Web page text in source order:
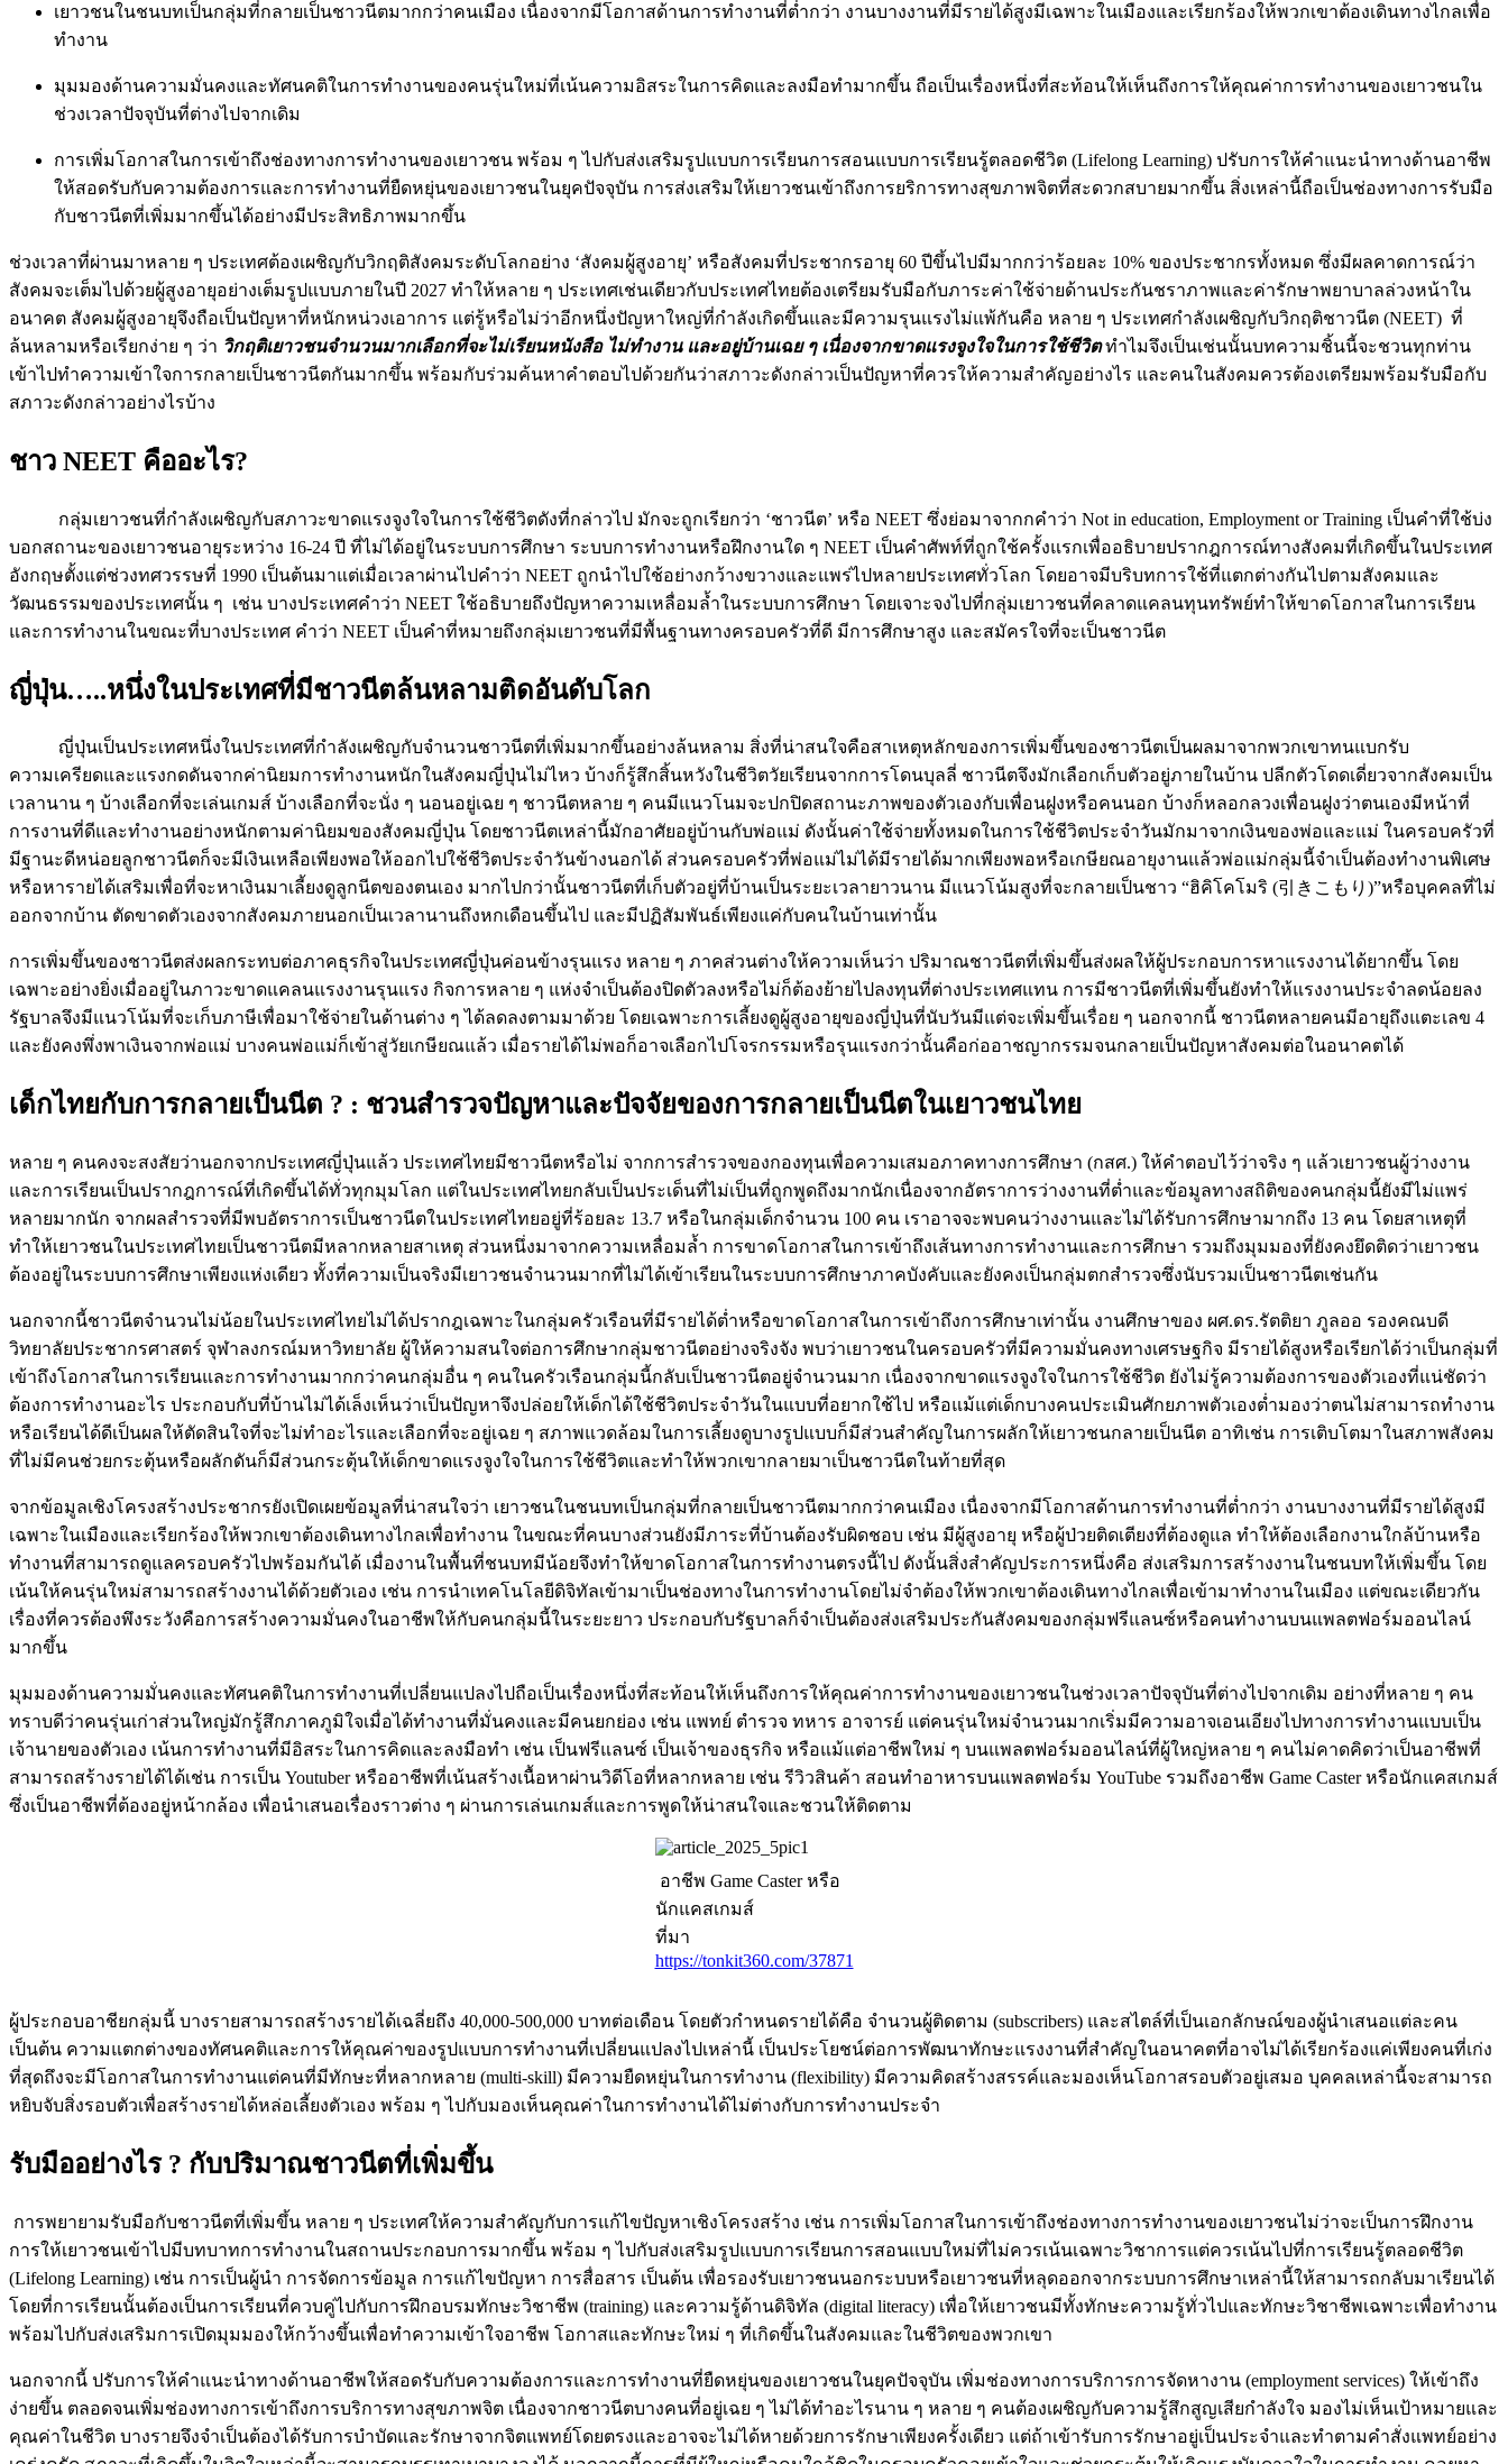
เยาวชนในชนบทเป็นกลุ่มที่กลายเป็นชาวนีตมากกว่าคนเมือง เนื่องจากมีโอกาสด้านการทำงานที่ต่ำกว่า งานบางงานที่มีรายได้สูงมีเฉพาะในเมืองและเรียกร้องให้พวกเขาต้องเดินทางไกลเพื่อ
ทำงาน
มุมมองด้านความมั่นคงและทัศนคติในการทำงานของคนรุ่นใหม่ที่เน้นความอิสระในการคิดและลงมือทำมากขึ้น ถือเป็นเรื่องหนึ่งที่สะท้อนให้เห็นถึงการให้คุณค่าการทำงานของเยาวชนใน
ช่วงเวลาปัจจุบันที่ต่างไปจากเดิม
การเพิ่มโอกาสในการเข้าถึงช่องทางการทำงานของเยาวชน พร้อม ๆ ไปกับส่งเสริมรูปแบบการเรียนการสอนแบบการเรียนรู้ตลอดชีวิต (Lifelong Learning) ปรับการให้คำแนะนำทางด้านอาชีพ
ให้สอดรับกับความต้องการและการทำงานที่ยืดหยุ่นของเยาวชนในยุคปัจจุบัน การส่งเสริมให้เยาวชนเข้าถึงการยริการทางสุขภาพจิตที่สะดวกสบายมากขึ้น สิ่งเหล่านี้ถือเป็นช่องทางการรับมือ
กับชาวนีตที่เพิ่มมากขึ้นได้อย่างมีประสิทธิภาพมากขึ้น
ช่วงเวลาที่ผ่านมาหลาย ๆ ประเทศต้องเผชิญกับวิกฤติสังคมระดับโลกอย่าง ‘สังคมผู้สูงอายุ’ หรือสังคมที่ประชากรอายุ 60 ปีขึ้นไปมีมากกว่าร้อยละ 10% ของประชากรทั้งหมด ซึ่งมีผลคาดการณ์ว่า
สังคมจะเต็มไปด้วยผู้สูงอายุอย่างเต็มรูปแบบภายในปี 2027 ทำให้หลาย ๆ ประเทศเช่นเดียวกับประเทศไทยต้องเตรียมรับมือกับภาระค่าใช้จ่ายด้านประกันชราภาพและค่ารักษาพยาบาลล่วงหน้าใน
อนาคต สังคมผู้สูงอายุจึงถือเป็นปัญหาที่หนักหน่วงเอาการ แต่รู้หรือไม่ว่าอีกหนึ่งปัญหาใหญ่ที่กำลังเกิดขึ้นและมีความรุนแรงไม่แพ้กันคือ หลาย ๆ ประเทศกำลังเผชิญกับวิกฤติชาวนีต (NEET) ที่
ล้นหลามหรือเรียกง่าย ๆ ว่า วิกฤติเยาวชนจำนวนมากเลือกที่จะไม่เรียนหนังสือ ไม่ทำงาน และอยู่บ้านเฉย ๆ เนื่องจากขาดแรงจูงใจในการใช้ชีวิต ทำไมจึงเป็นเช่นนั้นบทความชิ้นนี้จะชวนทุกท่าน
เข้าไปทำความเข้าใจการกลายเป็นชาวนีตกันมากขึ้น พร้อมกับร่วมค้นหาคำตอบไปด้วยกันว่าสภาวะดังกล่าวเป็นปัญหาที่ควรให้ความสำคัญอย่างไร และคนในสังคมควรต้องเตรียมพร้อมรับมือกับ
สภาวะดังกล่าวอย่างไรบ้าง
ชาว NEET คืออะไร?
กลุ่มเยาวชนที่กำลังเผชิญกับสภาวะขาดแรงจูงใจในการใช้ชีวิตดังที่กล่าวไป มักจะถูกเรียกว่า ‘ชาวนีต’ หรือ NEET ซึ่งย่อมาจากกคำว่า Not in education, Employment or Training เป็นคำที่ใช้บ่ง
บอกสถานะของเยาวชนอายุระหว่าง 16-24 ปี ที่ไม่ได้อยู่ในระบบการศึกษา ระบบการทำงานหรือฝึกงานใด ๆ NEET เป็นคำศัพท์ที่ถูกใช้ครั้งแรกเพื่ออธิบายปรากฎการณ์ทางสังคมที่เกิดขึ้นในประเทศ
อังกฤษตั้งแต่ช่วงทศวรรษที่ 1990 เป็นต้นมาแต่เมื่อเวลาผ่านไปคำว่า NEET ถูกนำไปใช้อย่างกว้างขวางและแพร่ไปหลายประเทศทั่วโลก โดยอาจมีบริบทการใช้ที่แตกต่างกันไปตามสังคมและ
วัฒนธรรมของประเทศนั้น ๆ เช่น บางประเทศคำว่า NEET ใช้อธิบายถึงปัญหาความเหลื่อมล้ำในระบบการศึกษา โดยเจาะจงไปที่กลุ่มเยาวชนที่คลาดแคลนทุนทรัพย์ทำให้ขาดโอกาสในการเรียน
และการทำงานในขณะที่บางประเทศ คำว่า NEET เป็นคำที่หมายถึงกลุ่มเยาวชนที่มีพื้นฐานทางครอบครัวที่ดี มีการศึกษาสูง และสมัครใจที่จะเป็นชาวนีต
ญี่ปุ่น…..หนึ่งในประเทศที่มีชาวนีตล้นหลามติดอันดับโลก
ญี่ปุ่นเป็นประเทศหนึ่งในประเทศที่กำลังเผชิญกับจำนวนชาวนีตที่เพิ่มมากขึ้นอย่างล้นหลาม สิ่งที่น่าสนใจคือสาเหตุหลักของการเพิ่มขึ้นของชาวนีตเป็นผลมาจากพวกเขาทนแบกรับ
ความเครียดและแรงกดดันจากค่านิยมการทำงานหนักในสังคมญี่ปุ่นไม่ไหว บ้างก็รู้สึกสิ้นหวังในชีวิตวัยเรียนจากการโดนบุลลี่ ชาวนีตจึงมักเลือกเก็บตัวอยู่ภายในบ้าน ปลีกตัวโดดเดี่ยวจากสังคมเป็น
เวลานาน ๆ บ้างเลือกที่จะเล่นเกมส์ บ้างเลือกที่จะนั่ง ๆ นอนอยู่เฉย ๆ ชาวนีตหลาย ๆ คนมีแนวโนมจะปกปิดสถานะภาพของตัวเองกับเพื่อนฝูงหรือคนนอก บ้างก็หลอกลวงเพื่อนฝูงว่าตนเองมีหน้าที่
การงานที่ดีและทำงานอย่างหนักตามค่านิยมของสังคมญี่ปุ่น โดยชาวนีตเหล่านี้มักอาศัยอยู่บ้านกับพ่อแม่ ดังนั้นค่าใช้จ่ายทั้งหมดในการใช้ชีวิตประจำวันมักมาจากเงินของพ่อและแม่ ในครอบครัวที่
มีฐานะดีหน่อยลูกชาวนีตก็จะมีเงินเหลือเพียงพอให้ออกไปใช้ชีวิตประจำวันข้างนอกได้ ส่วนครอบครัวที่พ่อแม่ไม่ได้มีรายได้มากเพียงพอหรือเกษียณอายุงานแล้วพ่อแม่กลุ่มนี้จำเป็นต้องทำงานพิเศษ
หรือหารายได้เสริมเพื่อที่จะหาเงินมาเลี้ยงดูลูกนีตของตนเอง มากไปกว่านั้นชาวนีตที่เก็บตัวอยู่ที่บ้านเป็นระยะเวลายาวนาน มีแนวโน้มสูงที่จะกลายเป็นชาว “ฮิคิโคโมริ (引きこもり)”หรือบุคคลที่ไม่
ออกจากบ้าน ตัดขาดตัวเองจากสังคมภายนอกเป็นเวลานานถึงหกเดือนขึ้นไป และมีปฏิสัมพันธ์เพียงแค่กับคนในบ้านเท่านั้น
การเพิ่มขึ้นของชาวนีตส่งผลกระทบต่อภาคธุรกิจในประเทศญี่ปุ่นค่อนข้างรุนแรง หลาย ๆ ภาคส่วนต่างให้ความเห็นว่า ปริมาณชาวนีตที่เพิ่มขึ้นส่งผลให้ผู้ประกอบการหาแรงงานได้ยากขึ้น โดย
เฉพาะอย่างยิ่งเมื่ออยู่ในภาวะขาดแคลนแรงงานรุนแรง กิจการหลาย ๆ แห่งจำเป็นต้องปิดตัวลงหรือไม่ก็ต้องย้ายไปลงทุนที่ต่างประเทศแทน การมีชาวนีตที่เพิ่มขึ้นยังทำให้แรงงานประจำลดน้อยลง
รัฐบาลจึงมีแนวโน้มที่จะเก็บภาษีเพื่อมาใช้จ่ายในด้านต่าง ๆ ได้ลดลงตามมาด้วย โดยเฉพาะการเลี้ยงดูผู้สูงอายุของญี่ปุ่นที่นับวันมีแต่จะเพิ่มขึ้นเรื่อย ๆ นอกจากนี้ ชาวนีตหลายคนมีอายุถึงแตะเลข 4
และยังคงพึ่งพาเงินจากพ่อแม่ บางคนพ่อแม่ก็เข้าสู่วัยเกษียณแล้ว เมื่อรายได้ไม่พอก็อาจเลือกไปโจรกรรมหรือรุนแรงกว่านั้นคือก่ออาชญากรรมจนกลายเป็นปัญหาสังคมต่อในอนาคตได้
เด็กไทยกับการกลายเป็นนีต ? : ชวนสำรวจปัญหาและปัจจัยของการกลายเป็นนีตในเยาวชนไทย
หลาย ๆ คนคงจะสงสัยว่านอกจากประเทศญี่ปุ่นแล้ว ประเทศไทยมีชาวนีตหรือไม่ จากการสำรวจของกองทุนเพื่อความเสมอภาคทางการศึกษา (กสศ.) ให้คำตอบไว้ว่าจริง ๆ แล้วเยาวชนผู้ว่างงาน
และการเรียนเป็นปรากฎการณ์ที่เกิดขึ้นได้ทั่วทุกมุมโลก แต่ในประเทศไทยกลับเป็นประเด็นที่ไม่เป็นที่ถูกพูดถึงมากนักเนื่องจากอัตราการว่างงานที่ต่ำและข้อมูลทางสถิติของคนกลุ่มนี้ยังมีไม่แพร่
หลายมากนัก จากผลสำรวจที่มีพบอัตราการเป็นชาวนีตในประเทศไทยอยู่ที่ร้อยละ 13.7 หรือในกลุ่มเด็กจำนวน 100 คน เราอาจจะพบคนว่างงานและไม่ได้รับการศึกษามากถึง 13 คน โดยสาเหตุที่
ทำให้เยาวชนในประเทศไทยเป็นชาวนีตมีหลากหลายสาเหตุ ส่วนหนึ่งมาจากความเหลื่อมล้ำ การขาดโอกาสในการเข้าถึงเส้นทางการทำงานและการศึกษา รวมถึงมุมมองที่ยังคงยึดติดว่าเยาวชน
ต้องอยู่ในระบบการศึกษาเพียงแห่งเดียว ทั้งที่ความเป็นจริงมีเยาวชนจำนวนมากที่ไม่ได้เข้าเรียนในระบบการศึกษาภาคบังคับและยังคงเป็นกลุ่มตกสำรวจซึ่งนับรวมเป็นชาวนีตเช่นกัน
นอกจากนี้ชาวนีตจำนวนไม่น้อยในประเทศไทยไม่ได้ปรากฎเฉพาะในกลุ่มครัวเรือนที่มีรายได้ต่ำหรือขาดโอกาสในการเข้าถึงการศึกษาเท่านั้น งานศึกษาของ ผศ.ดร.รัตติยา ภูลออ รองคณบดี
วิทยาลัยประชากรศาสตร์ จุฬาลงกรณ์มหาวิทยาลัย ผู้ให้ความสนใจต่อการศึกษากลุ่มชาวนีตอย่างจริงจัง พบว่าเยาวชนในครอบครัวที่มีความมั่นคงทางเศรษฐกิจ มีรายได้สูงหรือเรียกได้ว่าเป็นกลุ่มที่
เข้าถึงโอกาสในการเรียนและการทำงานมากกว่าคนกลุ่มอื่น ๆ คนในครัวเรือนกลุ่มนี้กลับเป็นชาวนีตอยู่จำนวนมาก เนื่องจากขาดแรงจูงใจในการใช้ชีวิต ยังไม่รู้ความต้องการของตัวเองที่แน่ชัดว่า
ต้องการทำงานอะไร ประกอบกับที่บ้านไม่ได้เล็งเห็นว่าเป็นปัญหาจึงปล่อยให้เด็กได้ใช้ชีวิตประจำวันในแบบที่อยากใช้ไป หรือแม้แต่เด็กบางคนประเมินศักยภาพตัวเองต่ำมองว่าตนไม่สามารถทำงาน
หรือเรียนได้ดีเป็นผลให้ตัดสินใจที่จะไม่ทำอะไรและเลือกที่จะอยู่เฉย ๆ สภาพแวดล้อมในการเลี้ยงดูบางรูปแบบก็มีส่วนสำคัญในการผลักให้เยาวชนกลายเป็นนีต อาทิเช่น การเติบโตมาในสภาพสังคม
ที่ไม่มีคนช่วยกระตุ้นหรือผลักดันก็มีส่วนกระตุ้นให้เด็กขาดแรงจูงใจในการใช้ชีวิตและทำให้พวกเขากลายมาเป็นชาวนีตในท้ายที่สุด
จากข้อมูลเชิงโครงสร้างประชากรยังเปิดเผยข้อมูลที่น่าสนใจว่า เยาวชนในชนบทเป็นกลุ่มที่กลายเป็นชาวนีตมากกว่าคนเมือง เนื่องจากมีโอกาสด้านการทำงานที่ต่ำกว่า งานบางงานที่มีรายได้สูงมี
เฉพาะในเมืองและเรียกร้องให้พวกเขาต้องเดินทางไกลเพื่อทำงาน ในขณะที่คนบางส่วนยังมีภาระที่บ้านต้องรับผิดชอบ เช่น มีผู้สูงอายุ หรือผู้ป่วยติดเตียงที่ต้องดูแล ทำให้ต้องเลือกงานใกล้บ้านหรือ
ทำงานที่สามารถดูแลครอบครัวไปพร้อมกันได้ เมื่องานในพื้นที่ชนบทมีน้อยจึงทำให้ขาดโอกาสในการทำงานตรงนี้ไป ดังนั้นสิ่งสำคัญประการหนึ่งคือ ส่งเสริมการสร้างงานในชนบทให้เพิ่มขึ้น โดย
เน้นให้คนรุ่นใหม่สามารถสร้างงานได้ด้วยตัวเอง เช่น การนำเทคโนโลยีดิจิทัลเข้ามาเป็นช่องทางในการทำงานโดยไม่จำต้องให้พวกเขาต้องเดินทางไกลเพื่อเข้ามาทำงานในเมือง แต่ขณะเดียวกัน
เรื่องที่ควรต้องพึงระวังคือการสร้างความมั่นคงในอาชีพให้กับคนกลุ่มนี้ในระยะยาว ประกอบกับรัฐบาลก็จำเป็นต้องส่งเสริมประกันสังคมของกลุ่มฟรีแลนซ์หรือคนทำงานบนแพลตฟอร์มออนไลน์
มากขึ้น
มุมมองด้านความมั่นคงและทัศนคติในการทำงานที่เปลี่ยนแปลงไปถือเป็นเรื่องหนึ่งที่สะท้อนให้เห็นถึงการให้คุณค่าการทำงานของเยาวชนในช่วงเวลาปัจจุบันที่ต่างไปจากเดิม อย่างที่หลาย ๆ คน
ทราบดีว่าคนรุ่นเก่าส่วนใหญ่มักรู้สึกภาคภูมิใจเมื่อได้ทำงานที่มั่นคงและมีคนยกย่อง เช่น แพทย์ ตำรวจ ทหาร อาจารย์ แต่คนรุ่นใหม่จำนวนมากเริ่มมีความอาจเอนเอียงไปทางการทำงานแบบเป็น
เจ้านายของตัวเอง เน้นการทำงานที่มีอิสระในการคิดและลงมือทำ เช่น เป็นฟรีแลนซ์ เป็นเจ้าของธุรกิจ หรือแม้แต่อาชีพใหม่ ๆ บนแพลตฟอร์มออนไลน์ที่ผู้ใหญ่หลาย ๆ คนไม่คาดคิดว่าเป็นอาชีพที่
สามารถสร้างรายได้ได้เช่น การเป็น Youtuber หรืออาชีพที่เน้นสร้างเนื้อหาผ่านวิดีโอที่หลากหลาย เช่น รีวิวสินค้า สอนทำอาหารบนแพลตฟอร์ม YouTube รวมถึงอาชีพ Game Caster หรือนักแคสเกมส์
ซึ่งเป็นอาชีพที่ต้องอยู่หน้ากล้อง เพื่อนำเสนอเรื่องราวต่าง ๆ ผ่านการเล่นเกมส์และการพูดให้น่าสนใจและชวนให้ติดตาม
อาชีพ Game Caster หรือ
นักแคสเกมส์
ที่มา
https://tonkit360.com/37871
ผู้ประกอบอาชียกลุ่มนี้ บางรายสามารถสร้างรายได้เฉลี่ยถึง 40,000-500,000 บาทต่อเดือน โดยตัวกำหนดรายได้คือ จำนวนผู้ติดตาม (subscribers) และสไตล์ที่เป็นเอกลักษณ์ของผู้นำเสนอแต่ละคน
เป็นต้น ความแตกต่างของทัศนคติและการให้คุณค่าของรูปแบบการทำงานที่เปลี่ยนแปลงไปเหล่านี้ เป็นประโยชน์ต่อการพัฒนาทักษะแรงงานที่สำคัญในอนาคตที่อาจไม่ได้เรียกร้องแค่เพียงคนที่เก่ง
ที่สุดถึงจะมีโอกาสในการทำงานแต่คนที่มีทักษะที่หลากหลาย (multi-skill) มีความยืดหยุ่นในการทำงาน (flexibility) มีความคิดสร้างสรรค์และมองเห็นโอกาสรอบตัวอยู่เสมอ บุคคลเหล่านี้จะสามารถ
หยิบจับสิ่งรอบตัวเพื่อสร้างรายได้หล่อเลี้ยงตัวเอง พร้อม ๆ ไปกับมองเห็นคุณค่าในการทำงานได้ไม่ต่างกับการทำงานประจำ
รับมืออย่างไร ? กับปริมาณชาวนีตที่เพิ่มขึ้น
การพยายามรับมือกับชาวนีตที่เพิ่มขึ้น หลาย ๆ ประเทศให้ความสำคัญกับการแก้ไขปัญหาเชิงโครงสร้าง เช่น การเพิ่มโอกาสในการเข้าถึงช่องทางการทำงานของเยาวชนไม่ว่าจะเป็นการฝึกงาน
การให้เยาวชนเข้าไปมีบทบาทการทำงานในสถานประกอบการมากขึ้น พร้อม ๆ ไปกับส่งเสริมรูปแบบการเรียนการสอนแบบใหม่ที่ไม่ควรเน้นเฉพาะวิชาการแต่ควรเน้นไปที่การเรียนรู้ตลอดชีวิต
(Lifelong Learning) เช่น การเป็นผู้นำ การจัดการข้อมูล การแก้ไขปัญหา การสื่อสาร เป็นต้น เพื่อรองรับเยาวชนนอกระบบหรือเยาวชนที่หลุดออกจากระบบการศึกษาเหล่านี้ให้สามารถกลับมาเรียนได้
โดยที่การเรียนนั้นต้องเป็นการเรียนที่ควบคู่ไปกับการฝึกอบรมทักษะวิชาชีพ (training) และความรู้ด้านดิจิทัล (digital literacy) เพื่อให้เยาวชนมีทั้งทักษะความรู้ทั่วไปและทักษะวิชาชีพเฉพาะเพื่อทำงาน
พร้อมไปกับส่งเสริมการเปิดมุมมองให้กว้างขึ้นเพื่อทำความเข้าใจอาชีพ โอกาสและทักษะใหม่ ๆ ที่เกิดขึ้นในสังคมและในชีวิตของพวกเขา
นอกจากนี้ ปรับการให้คำแนะนำทางด้านอาชีพให้สอดรับกับความต้องการและการทำงานที่ยืดหยุ่นของเยาวชนในยุคปัจจุบัน เพิ่มช่องทางการบริการการจัดหางาน (employment services) ให้เข้าถึง
ง่ายขึ้น ตลอดจนเพิ่มช่องทางการเข้าถึงการบริการทางสุขภาพจิต เนื่องจากชาวนีตบางคนที่อยู่เฉย ๆ ไม่ได้ทำอะไรนาน ๆ หลาย ๆ คนต้องเผชิญกับความรู้สึกสูญเสียกำลังใจ มองไม่เห็นเป้าหมายและ
คุณค่าในชีวิต บางรายจึงจำเป็นต้องได้รับการบำบัดและรักษาจากจิตแพทย์โดยตรงและอาจจะไม่ได้หายด้วยการรักษาเพียงครั้งเดียว แต่ถ้าเข้ารับการรักษาอยู่เป็นประจำและทำตามคำสั่งแพทย์อย่าง